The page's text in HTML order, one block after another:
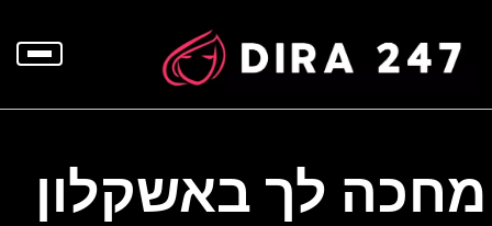
מחכה לך באשקלון